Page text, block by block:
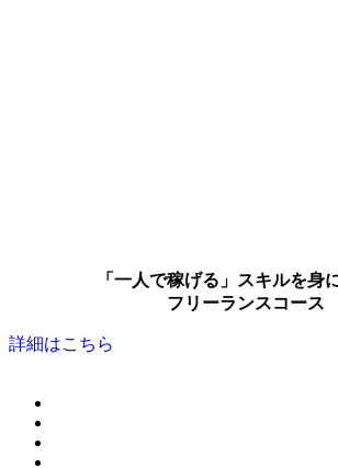
「一人で稼げる」スキルを身
フリーランスコース
詳細はこちら